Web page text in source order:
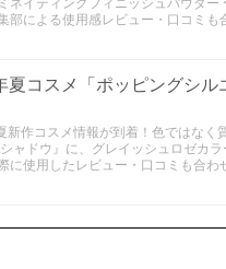
部による使用感レビュー・口コミ
夏コスメ「ポッピングシ
新作コスメ情報が到着！色ではな
ャドウ』に、グレイッシュロゼカ
に使用したレビュー・口コミも合わ